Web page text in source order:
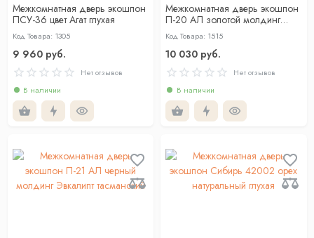
Межкомнатная дверь экошпон
ПСУ-36 цвет Агат глухая
Код Товара: 1305
9 960 руб.
Нет отзывов
В наличии
Межкомнатная дверь экошпон
П-20 AЛ золотой молдинг
Белый матовый
Код Товара: 1515
10 030 руб.
Нет отзывов
В наличии